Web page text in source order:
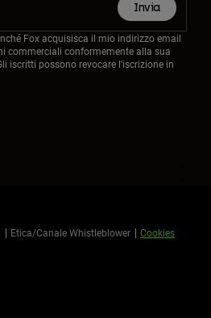
Invia
Fox acquisisca il mio indirizzo email
commerciali conformemente alla sua
iscritti possono revocare l'iscrizione in
Etica/Canale Whistleblower Cookies